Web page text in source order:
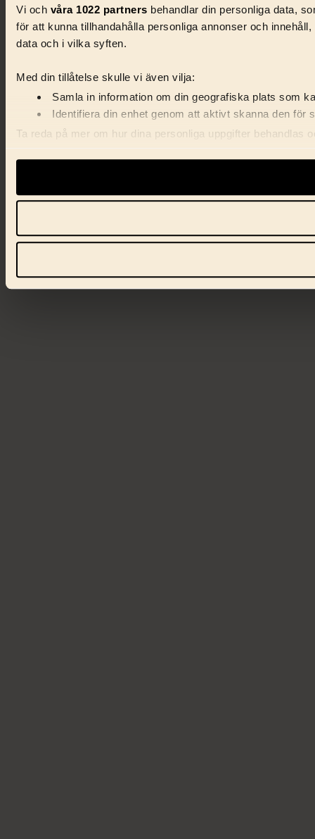
Vi och våra 1022 partners behandlar din personliga data,
för att kunna tillhandahålla personliga annonser och
data och i vilka syften.
Med din tillåtelse skulle vi även vilja:
Samla in information om din geografiska plats som
Identifiera din enhet genom att aktivt skanna den för
Ta reda på mer om hur dina personliga uppgifter behandlas